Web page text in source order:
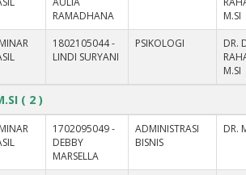
RAMADHANA
M.SI
1802105044 -
LINDI SURYANI
PSIKOLOGI
DR.
M.SI
( 2 )
1702095049 -
DEBBY
MARSELLA
ADMINISTRASI
BISNIS
DR.